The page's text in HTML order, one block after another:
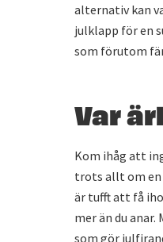
alternativ kan
julklapp för en
som förutom
Var
Kom ihåg att
trots allt om en
är tufft att få
mer än du
som gör